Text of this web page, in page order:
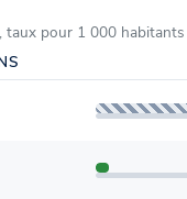
taux pour 1 000 habitants